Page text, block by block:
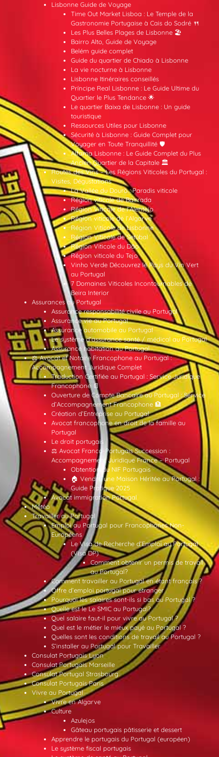
Lisbonne Guide de Voyage
Time Out Market Lisboa : Le Temple de la
Gastronomie Portugaise à Cais do Sodré 🍴
Les Plus Belles Plages de Lisbonne 🏖️
Bairro Alto, Guide de Voyage
Belém guide complet
Guide du quartier de Chiado à Lisbonne
La vie nocturne à Lisbonne
Lisbonne Itinéraires conseillés
Príncipe Real Lisbonne : Le Guide Ultime du
Quartier le Plus Tendance 🌟
Le quartier Baixa de Lisbonne : Un guide
touristique
Ressources Utiles pour Lisbonne
Sécurité à Lisbonne : Guide Complet pour
Voyager en Toute Tranquillité 🛡️
Alfama Lisbonne : Le Guide Complet du Plus
Ancien Quartier de la Capitale 🏛️
Routes des Vins – Les Régions Viticoles du Portugal :
Visites, Dégustations
La Vallée du Douro : Paradis viticole
Région viticole de Bairrada
Région Viticole de l’Alentejo
Région viticole de l’Algarve
Région Viticole de Lisbonne
Région Viticole de Setúbal
Région Viticole du Dão
Région viticole du Tejo
Vinho Verde Découvrez le Pays du Vin Vert
au Portugal
7 Domaines Viticoles Incontournables de
Beira Interior
Assurances au Portugal
Assurance responsabilité civile au Portugal
Assurance vie au Portugal
Assurance automobile au Portugal
Le système d’assurance santé / médical au Portugal
Assurance habitation au Portugal
⚖️ Avocat et Notaire Francophone au Portugal :
Accompagnement Juridique Complet
Traduction Certifiée au Portugal : Service Juridique
Francophone 📄
Ouverture de Compte Bancaire au Portugal : Service
d’Accompagnement Francophone 🏦
Création d’Entreprise au Portugal
Avocat francophone en droit de la famille au
Portugal
Le droit portugais
⚖️ Avocat Franco-Portugais Succession :
Accompagnement Juridique France – Portugal
Obtention du NIF Portugais
🏠 Vendre une Maison Héritée au Portugal :
Guide Pratique 2025
Avocat immigration Portugal
Météo
Travailler au Portugal
Emploi au Portugal pour Francophones Non-
Européens
Le Visa de Recherche d’Emploi au Portugal
(Visa DP)
Comment obtenir un permis de travail
au Portugal?
Comment travailler au Portugal en étant français ?
Offre d’emploi portugal pour etranger
Pourquoi les salaires sont-ils si bas au Portugal ?
Quelle est le Le SMIC au Portugal?
Quel salaire faut-il pour vivre au Portugal ?
Quel est le métier le mieux payé au Portugal ?
Quelles sont les conditions de travail au Portugal ?
S’installer au Portugal pour Travailler
Consulat Portugais Lyon
Consulat Portugais Marseille
Consulat Portugal Strasbourg
Consulat Portugais Paris
Vivre au Portugal
Vivre en Algarve
Culture
Azulejos
Gâteau portugais pâtisserie et dessert
Apprendre le portugais du Portugal (européen)
Le système fiscal portugais